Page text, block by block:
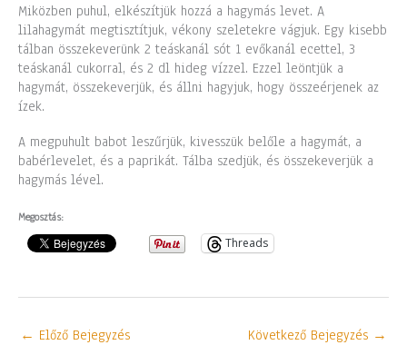
Miközben puhul, elkészítjük hozzá a hagymás levet. A
lilahagymát megtisztítjuk, vékony szeletekre vágjuk. Egy kisebb
tálban összekeverünk 2 teáskanál sót 1 evőkanál ecettel, 3
teáskanál cukorral, és 2 dl hideg vízzel. Ezzel leöntjük a
hagymát, összekeverjük, és állni hagyjuk, hogy összeérjenek az
ízek.
A megpuhult babot leszűrjük, kivesszük belőle a hagymát, a
babérlevelet, és a paprikát. Tálba szedjük, és összekeverjük a
hagymás lével.
Megosztás:
Threads
← Előző Bejegyzés Következő Bejegyzés →